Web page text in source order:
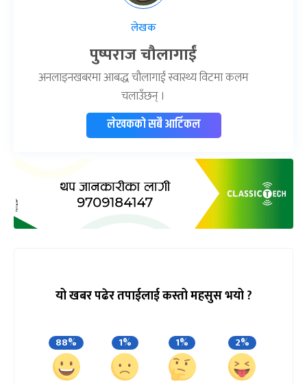
लेखक
पुष्पराज चौलागाईं
अनलाइनखबरमा आबद्ध चौलागाईं स्वास्थ्य विटमा कलम
चलाउँछन् ।
लेखकको सबै आर्टिकल
यो खबर पढेर तपाईलाई कस्तो महसुस भयो ?
88% 1% 1% 2%